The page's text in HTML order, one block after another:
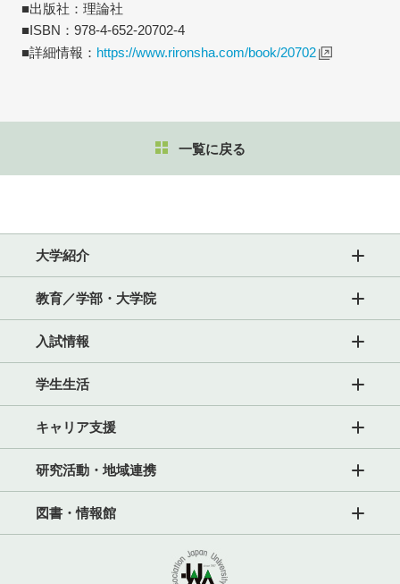
■出版社：理論社
■ISBN：978-4-652-20702-4
■詳細情報： https://www.rironsha.com/book/20702
一覧に戻る
大学紹介
教育／学部・大学院
入試情報
学生生活
キャリア支援
研究活動・地域連携
図書・情報館